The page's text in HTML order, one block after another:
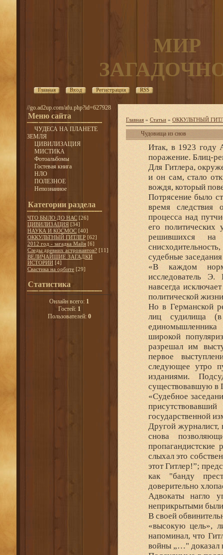
МИР
Главная Вход Регистрация RSS
//go.ad2up.com/afu.php?id=627928
Меню сайта
ЧУДЕСА НА ПЛАНЕТЕ
ЗЕМЛЯ
ЦИВИЛИЗАЦИЯ
МИСТИКА
Фотоальбомы
Гостевая книга
НЛО
ПОЛЕЗНОЕ
Непознанное
Категории раздела
ЧТО БЫЛО ДО НАС [26]
ЦИВИЛИЗАЦИЯ [34]
НАУКА И КОСМОС [40]
ОККУЛЬТНЫЙ ГИТЛЕР [62]
2012 год - загадка Майя [6]
Следы древних астронавтов? [11]
ВЕЛИЧАЙШИЕ ЗАГАДКИ
ИСТОРИИ [4]
Свастика на орбите [29]
Статистика
Онлайн всего: 1
Гостей: 1
Пользователей: 0
Главная » Статьи » ОККУЛЬТНЫЙ
Чудовища из снов
Итак, в 1923 году
поражение. Блиц-
Для Гитлера,
и он сам, стало
вождя, который
Потрясение было
время следствия
процесса над
его политических
решившихся на
судебные
«В каждом
исследователь
навсегда
политической
Но в Германской
лиц судилища
широкой
разрешал им
первое
следующее утро
изданиями.
существовавшую в
«Судебное
государственной
Другой журналист,
снова
слыхал это
этот Гитлер!”;
как "банду
доверительно
Адвокаты нагло
неприкрытыми были
В своей
«высокую цель»,
напоминал, что
войны „…" доказал